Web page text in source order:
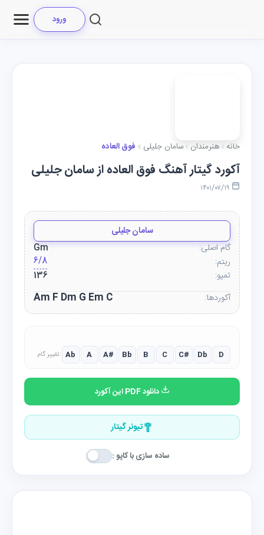
ورود
خانه هنرمندان سامان جلیلی فوق العاده
آکورد گیتار آهنگ فوق العاده از سامان جلیلی
سامان جلیلی
گام اصلی:
Gm
ریتم:
6/8
تمپو:
136
آکوردها:
Am F Dm G Em C
تغییر گام: Ab A A# Bb B C C# Db D
دانلود PDF این آکورد
تیونر گیتار
ساده سازی با کاپو :